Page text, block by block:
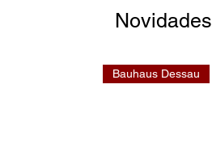
Novidades
Bauhaus Dessau